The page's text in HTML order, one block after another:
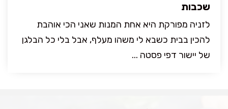
שכבות
לזניה מפורקת היא אחת המנות שאני הכי אוהבת
להכין בבית כשבא לי משהו מעלף, אבל בלי כל הבלגן
של יישור דפי פסטה ...